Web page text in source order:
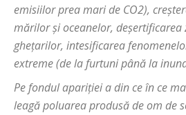
emisiilor prea mari de CO2),
mărilor și oceanelor, deșertificarea
ghețarilor, intesificarea
extreme (de la furtuni până la
Pe fondul apariției a din ce în ce
leagă poluarea produsă de om de